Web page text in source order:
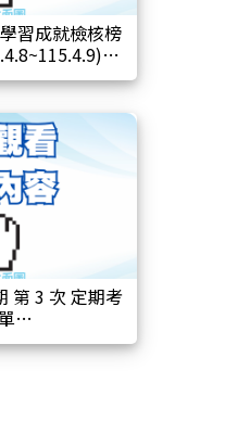
習成就檢核榜
第 3 次 定期考